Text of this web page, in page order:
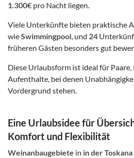
1.300€ pro Nacht liegen.
Viele Unterkünfte bieten praktische
wieSwimmingpool, und 24
früheren Gästen besonders gut
Diese Urlaubsform ist ideal für
Aufenthalte, bei denen
Vordergrund stehen.
Eine Urlaubsidee für
Komfort und Flexibilität
Weinanbaugebiete in in der Toskana